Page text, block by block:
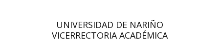
UNIVERSIDAD DE NARIÑO
VICERRECTORIA ACADÉMICA